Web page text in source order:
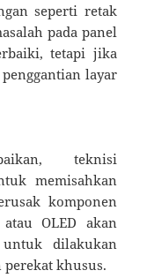
seperti retak
pada panel
tetapi jika
layar
teknisi
memisahkan
komponen
OLED akan
dilakukan
khusus.